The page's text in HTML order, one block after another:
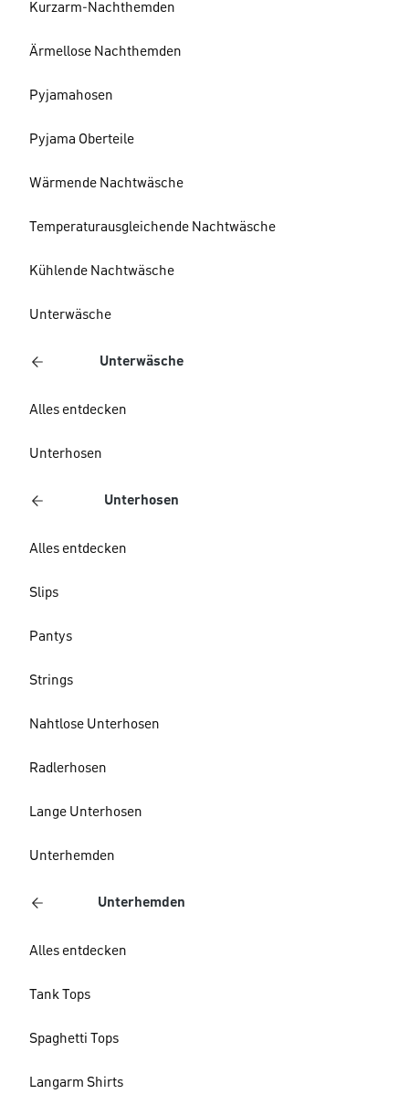
Kurzarm-Nachthemden
Ärmellose Nachthemden
Pyjamahosen
Pyjama Oberteile
Wärmende Nachtwäsche
Temperaturausgleichende Nachtwäsche
Kühlende Nachtwäsche
Unterwäsche
Unterwäsche
Alles entdecken
Unterhosen
Unterhosen
Alles entdecken
Slips
Pantys
Strings
Nahtlose Unterhosen
Radlerhosen
Lange Unterhosen
Unterhemden
Unterhemden
Alles entdecken
Tank Tops
Spaghetti Tops
Langarm Shirts